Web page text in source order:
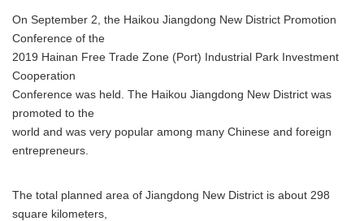
On September 2, the Haikou Jiangdong New District Promotion
Conference of the
2019 Hainan Free Trade Zone (Port) Industrial Park Investment
Cooperation
Conference was held. The Haikou Jiangdong New District was
promoted to the
world and was very popular among many Chinese and foreign
entrepreneurs.
The total planned area of Jiangdong New District is about 298
square kilometers,